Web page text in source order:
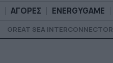
ΑΓΟΡΕΣ ENERGYGAME
GREAT SEA INTERCONNECTOR